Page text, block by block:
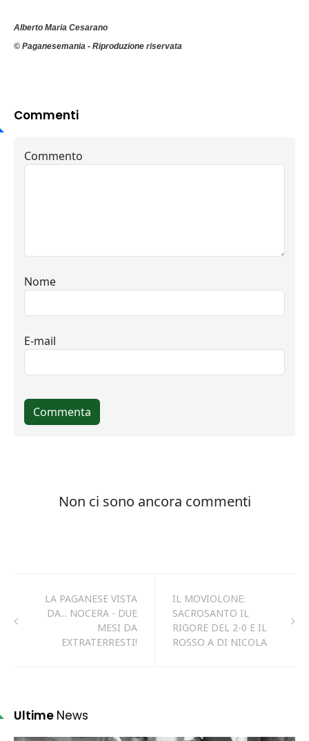
Alberto Maria Cesarano
© Paganesemania - Riproduzione riservata
Commenti
LA PAGANESE VISTA
DA... NOCERA - DUE
MESI DA
EXTRATERRESTI!
IL MOVIOLONE:
SACROSANTO IL
RIGORE DEL 2-0 E IL
ROSSO A DI NICOLA
Ultime News